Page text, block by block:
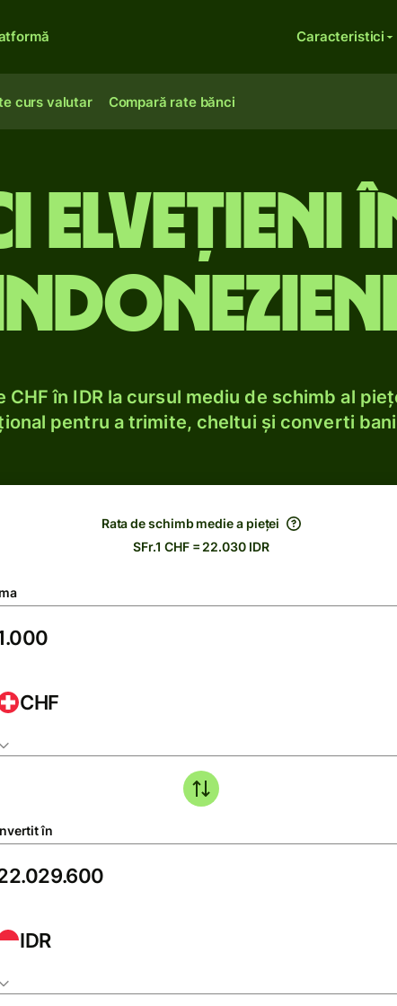
Caracteristici
curs valutar Compară rate bănci
elvețieni
în IDR la cursul mediu de schimb al
pentru a trimite, cheltui și converti
Rata de schimb medie a pieței
SFr.1 CHF = 22.030 IDR
CHF
în
IDR